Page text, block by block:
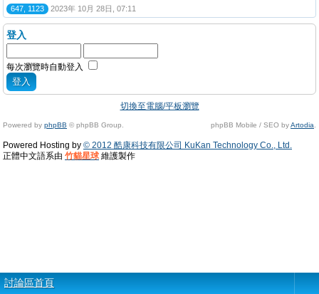
647, 1123 2023年 10月 28日, 07:11
登入
每次瀏覽時自動登入
切換至電腦/平板瀏覽
Powered by phpBB © phpBB Group. phpBB Mobile / SEO byArtodia
Powered Hosting by © 2012 酷康科技有限公司 KuKan Technology Co., Ltd.
正體中文語系由 竹貓星球 維護製作
討論區首頁